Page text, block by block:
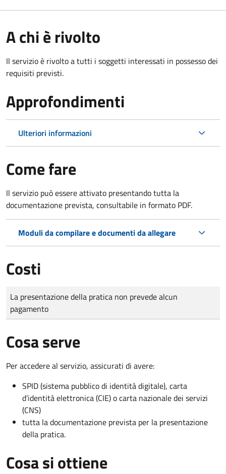
A chi è rivolto
Il servizio è rivolto a tutti i soggetti interessati in possesso dei
requisiti previsti.
Approfondimenti
Ulteriori informazioni
Come fare
Il servizio può essere attivato presentando tutta la
documentazione prevista, consultabile in formato PDF.
Moduli da compilare e documenti da allegare
Costi
Tipo di pagamento
Importo
La presentazione della pratica non prevede alcun
pagamento
Cosa serve
Per accedere al servizio, assicurati di avere:
SPID (sistema pubblico di identità digitale), carta
d’identità elettronica (CIE) o carta nazionale dei servizi
(CNS)
tutta la documentazione prevista per la presentazione
della pratica.
Cosa si ottiene